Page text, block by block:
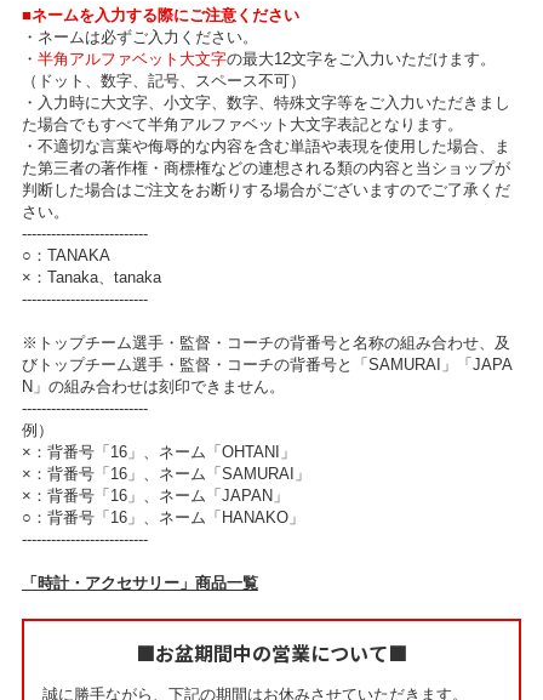
■ネームを入力する際にご注意ください
・ネームは必ずご入力ください。
・ 半角アルファベット大文字の最大12文字をご入力いただけます。
（ドット、数字、記号、スペース不可）
・入力時に大文字、小文字、数字、特殊文字等をご入力いただきまし
た場合でもすべて半角アルファベット大文字表記となります。
・不適切な言葉や侮辱的な内容を含む単語や表現を使用した場合、ま
た第三者の著作権・商標権などの連想される類の内容と当ショップが
判断した場合はご注文をお断りする場合がございますのでご了承くだ
さい。
--------------------------
○：TANAKA
×：Tanaka、tanaka
--------------------------
※トップチーム選手・監督・コーチの背番号と名称の組み合わせ、及
びトップチーム選手・監督・コーチの背番号と「SAMURAI」「JAPA
N」の組み合わせは刻印できません。
--------------------------
例）
×：背番号「16」、ネーム「OHTANI」
×：背番号「16」、ネーム「SAMURAI」
×：背番号「16」、ネーム「JAPAN」
○：背番号「16」、ネーム「HANAKO」
--------------------------
「時計・アクセサリー」商品一覧
■お盆期間中の営業について■
誠に勝手ながら、下記の期間はお休みさせていただきます。